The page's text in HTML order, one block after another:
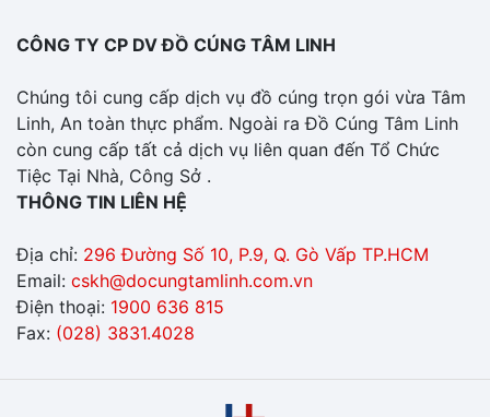
CÔNG TY CP DV ĐỒ CÚNG TÂM LINH
Chúng tôi cung cấp dịch vụ đồ cúng trọn gói vừa Tâm
Linh, An toàn thực phẩm. Ngoài ra Đồ Cúng Tâm Linh
còn cung cấp tất cả dịch vụ liên quan đến Tổ Chức
Tiệc Tại Nhà, Công Sở .
THÔNG TIN LIÊN HỆ
Địa chỉ: 296 Đường Số 10, P.9, Q. Gò Vấp TP.HCM
Email: cskh@docungtamlinh.com.vn
Điện thoại: 1900 636 815
Fax: (028) 3831.4028